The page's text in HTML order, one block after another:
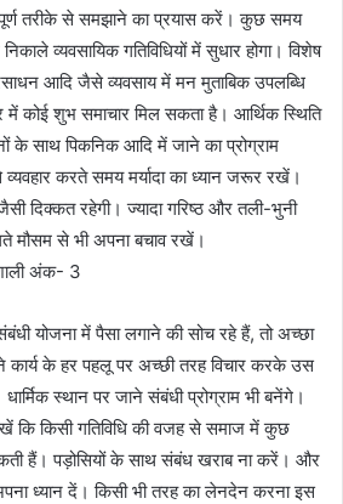
तरीके से समझाने का प्रयास करें। कुछ समय
व्यवसायिक गतिविधियों में सुधार होगा। विशेष
आदि जैसे व्यवसाय में मन मुताबिक उपलब्धि
में कोई शुभ समाचार मिल सकता है। आर्थिक स्थिति
के साथ पिकनिक आदि में जाने का प्रोग्राम
व्यवहार करते समय मर्यादा का ध्यान जरूर रखें।
दिक्कत रहेगी। ज्यादा गरिष्ठ और तली-भुनी
मौसम से भी अपना बचाव रखें।
अंक- 3
योजना में पैसा लगाने की सोच रहे हैं, तो अच्छा
कार्य के हर पहलू पर अच्छी तरह विचार करके उस
स्थान पर जाने संबंधी प्रोग्राम भी बनेंगे।
कि किसी गतिविधि की वजह से समाज में कुछ
हैं। पड़ोसियों के साथ संबंध खराब ना करें। और
अपना ध्यान दें। किसी भी तरह का लेनदेन करना इस